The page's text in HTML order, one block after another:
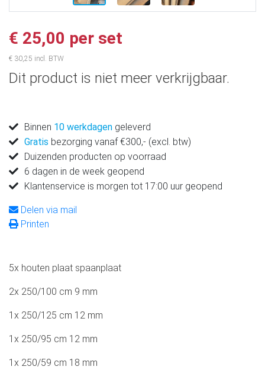
€ 25,00 per set
€ 30,25 incl. BTW
Dit product is niet meer verkrijgbaar.
Binnen 10 werkdagen geleverd
Gratis bezorging vanaf €300,- (excl. btw)
Duizenden producten op voorraad
6 dagen in de week geopend
Klantenservice is morgen tot 17:00 uur geopend
Delen via mail
Printen
5x houten plaat spaanplaat
2x 250/100 cm 9 mm
1x 250/125 cm 12 mm
1x 250/95 cm 12 mm
1x 250/59 cm 18 mm